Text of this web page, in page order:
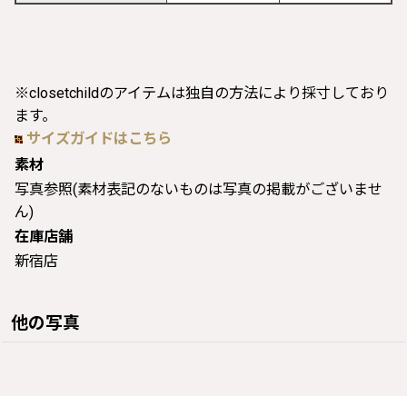
※closetchildのアイテムは独自の方法により採寸しており
ます。
サイズガイドはこちら
素材
写真参照(素材表記のないものは写真の掲載がございませ
ん)
在庫店舗
新宿店
他の写真